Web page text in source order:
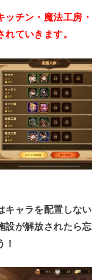
ッチン・魔法工房
ていきます。
キャラを配置しな
設が解放されたら
！